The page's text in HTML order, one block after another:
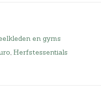
en gyms
, Herfstessentials